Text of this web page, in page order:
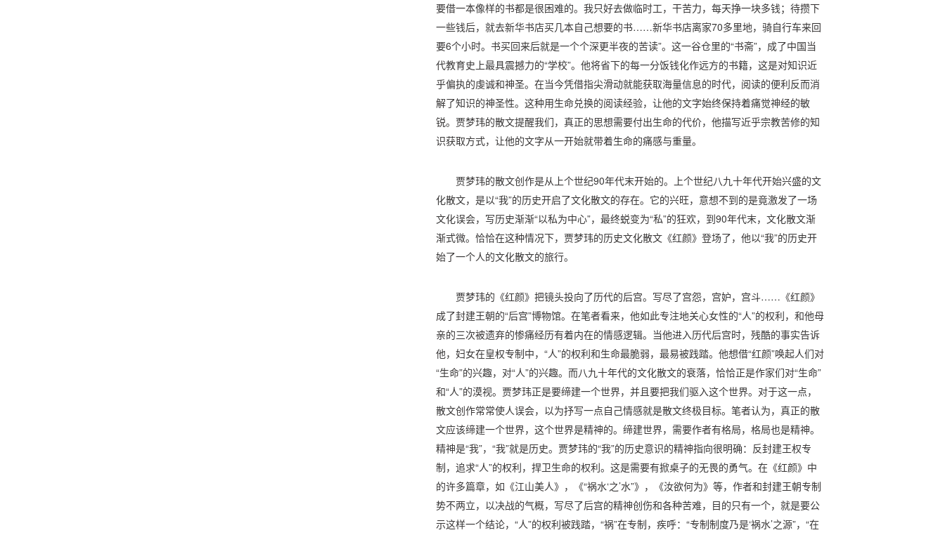
要借一本像样的书都是很困难的。我只好去做临时工，干苦力，每天挣一块多钱；待攒下
一些钱后，就去新华书店买几本自己想要的书……新华书店离家70多里地，骑自行车来回
要6个小时。书买回来后就是一个个深更半夜的苦读”。这一谷仓里的“书斋”，成了中国当
代教育史上最具震撼力的“学校”。他将省下的每一分饭钱化作远方的书籍，这是对知识近
乎偏执的虔诚和神圣。在当今凭借指尖滑动就能获取海量信息的时代，阅读的便利反而消
解了知识的神圣性。这种用生命兑换的阅读经验，让他的文字始终保持着痛觉神经的敏
锐。贾梦玮的散文提醒我们，真正的思想需要付出生命的代价，他描写近乎宗教苦修的知
识获取方式，让他的文字从一开始就带着生命的痛感与重量。
贾梦玮的散文创作是从上个世纪90年代末开始的。上个世纪八九十年代开始兴盛的文
化散文，是以“我”的历史开启了文化散文的存在。它的兴旺，意想不到的是竟激发了一场
文化误会，写历史渐渐“以私为中心”，最终蜕变为“私”的狂欢，到90年代末，文化散文渐
渐式微。恰恰在这种情况下，贾梦玮的历史文化散文《红颜》登场了，他以“我”的历史开
始了一个人的文化散文的旅行。
贾梦玮的《红颜》把镜头投向了历代的后宫。写尽了宫怨，宫妒，宫斗……《红颜》
成了封建王朝的“后宫”博物馆。在笔者看来，他如此专注地关心女性的“人”的权利，和他母
亲的三次被遗弃的惨痛经历有着内在的情感逻辑。当他进入历代后宫时，残酷的事实告诉
他，妇女在皇权专制中，“人”的权利和生命最脆弱，最易被践踏。他想借“红颜”唤起人们对
“生命”的兴趣，对“人”的兴趣。而八九十年代的文化散文的衰落，恰恰正是作家们对“生命”
和“人”的漠视。贾梦玮正是要缔建一个世界，并且要把我们驱入这个世界。对于这一点，
散文创作常常使人误会，以为抒写一点自己情感就是散文终极目标。笔者认为，真正的散
文应该缔建一个世界，这个世界是精神的。缔建世界，需要作者有格局，格局也是精神。
精神是“我”，“我”就是历史。贾梦玮的“我”的历史意识的精神指向很明确：反封建王权专
制，追求“人”的权利，捍卫生命的权利。这是需要有掀桌子的无畏的勇气。在《红颜》中
的许多篇章，如《江山美人》，《“祸水‘之’水”》，《汝欲何为》等，作者和封建王朝专制
势不两立，以决战的气概，写尽了后宫的精神创伤和各种苦难，目的只有一个，就是要公
示这样一个结论，“人”的权利被践踏，“祸”在专制，疾呼：“专制制度乃是‘祸水’之源”，“在